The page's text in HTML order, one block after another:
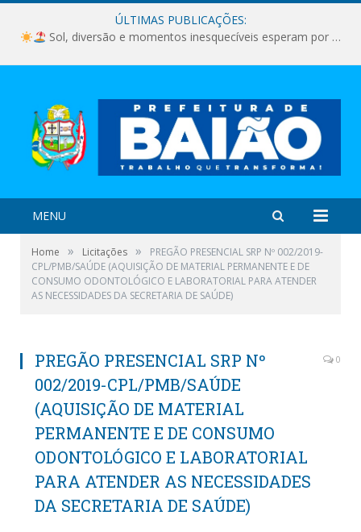
ÚLTIMAS PUBLICAÇÕES:
Sol, diversão e momentos inesquecíveis esperam por você!
MENU
Home » Licitações »
PREGÃO PRESENCIAL SRP Nº 002/2019-
CPL/PMB/SAÚDE (AQUISIÇÃO DE MATERIAL PERMANENTE E DE
CONSUMO ODONTOLÓGICO E LABORATORIAL PARA ATENDER
AS NECESSIDADES DA SECRETARIA DE SAÚDE)
PREGÃO PRESENCIAL SRP Nº
002/2019-CPL/PMB/SAÚDE
(AQUISIÇÃO DE MATERIAL
PERMANENTE E DE CONSUMO
ODONTOLÓGICO E LABORATORIAL
PARA ATENDER AS NECESSIDADES
DA SECRETARIA DE SAÚDE)
0